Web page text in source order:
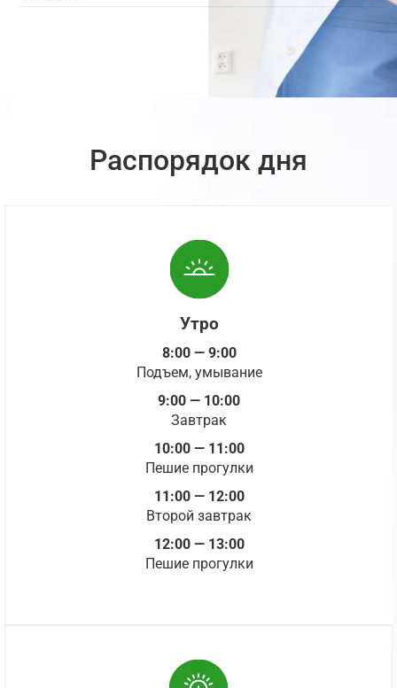
Распорядок дня
Утро
8:00 — 9:00
Подъем, умывание
9:00 — 10:00
Завтрак
10:00 — 11:00
Пешие прогулки
11:00 — 12:00
Второй завтрак
12:00 — 13:00
Пешие прогулки